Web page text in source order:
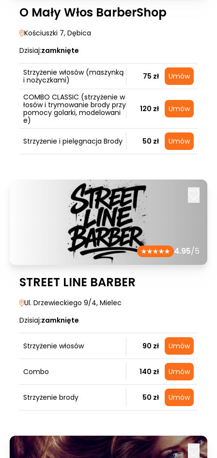
O Mały Włos BarberShop
Kościuszki 7, Dębica
Dzisiaj:zamknięte
Strzyżenie włosów (maszynką
i nożyczkami)
75 zł Umów
COMBO CLASSIC (strzyżenie w
łosów i trymowanie brody przy
pomocy golarki, modelowani
e)
120 zł Umów
Strzyżenie i pielęgnacja Brody 50 zł Umów
4.95/5
STREET LINE BARBER
Ul. Drzewieckiego 9/4, Mielec
Dzisiaj:zamknięte
Strzyżenie włosów 90 zł Umów
Combo 140 zł Umów
Strzyżenie brody 50 zł Umów